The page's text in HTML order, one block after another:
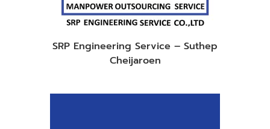
SRP Engineering Service – Suthep
Cheijaroen